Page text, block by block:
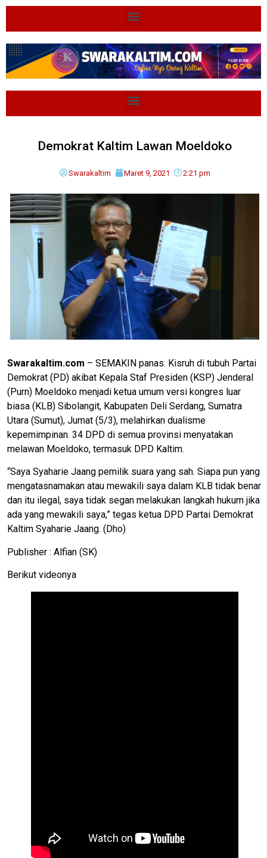
Demokrat Kaltim Lawan Moeldoko
Swarakaltim Maret 9, 2021 2:21 pm
Swarakaltim.com – SEMAKIN panas. Kisruh di tubuh Partai
Demokrat (PD) akibat Kepala Staf Presiden (KSP) Jenderal
(Purn) Moeldoko menjadi ketua umum versi kongres luar
biasa (KLB) Sibolangit, Kabupaten Deli Serdang, Sumatra
Utara (Sumut), Jumat (5/3), melahirkan dualisme
kepemimpinan. 34 DPD di semua provinsi menyatakan
melawan Moeldoko, termasuk DPD Kaltim.
“Saya Syaharie Jaang pemilik suara yang sah. Siapa pun yang
mengatasnamakan atau mewakili saya dalam KLB tidak benar
dan itu ilegal, saya tidak segan melakukan langkah hukum jika
ada yang mewakili saya,” tegas ketua DPD Partai Demokrat
Kaltim Syaharie Jaang. (Dho)
Publisher : Alfian (SK)
Berikut videonya